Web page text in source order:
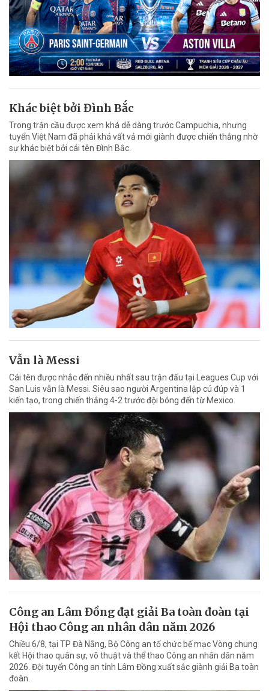
Khác biệt bởi Đình Bắc
Trong trận cầu được xem khá dễ dàng trước Campuchia, nhưng
tuyển Việt Nam đã phải khá vất vả mới giành được chiến thắng nhờ
sự khác biệt bởi cái tên Đình Bắc.
Vẫn là Messi
Cái tên được nhắc đến nhiều nhất sau trận đấu tại Leagues Cup với
San Luis vẫn là Messi. Siêu sao người Argentina lập cú đúp và 1
kiến tạo, trong chiến thắng 4-2 trước đội bóng đến từ Mexico.
Công an Lâm Đồng đạt giải Ba toàn đoàn tại
Hội thao Công an nhân dân năm 2026
Chiều 6/8, tại TP Đà Nẵng, Bộ Công an tổ chức bế mạc Vòng chung
kết Hội thao quân sự, võ thuật và thể thao Công an nhân dân năm
2026. Đội tuyển Công an tỉnh Lâm Đồng xuất sắc giành giải Ba toàn
đoàn.